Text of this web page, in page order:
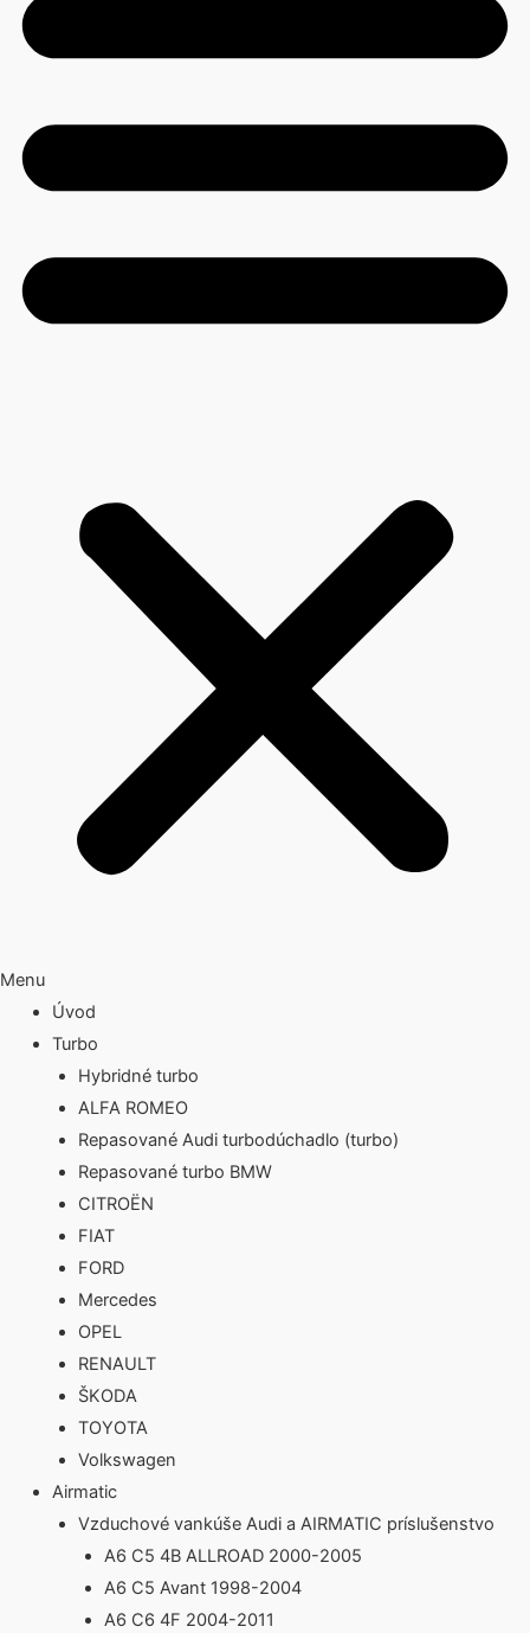
Menu
Úvod
Turbo
Hybridné turbo
ALFA ROMEO
Repasované Audi turbodúchadlo (turbo)
Repasované turbo BMW
CITROËN
FIAT
FORD
Mercedes
OPEL
RENAULT
ŠKODA
TOYOTA
Volkswagen
Airmatic
Vzduchové vankúše Audi a AIRMATIC príslušenstvo
A6 C5 4B ALLROAD 2000-2005
A6 C5 Avant 1998-2004
A6 C6 4F 2004-2011